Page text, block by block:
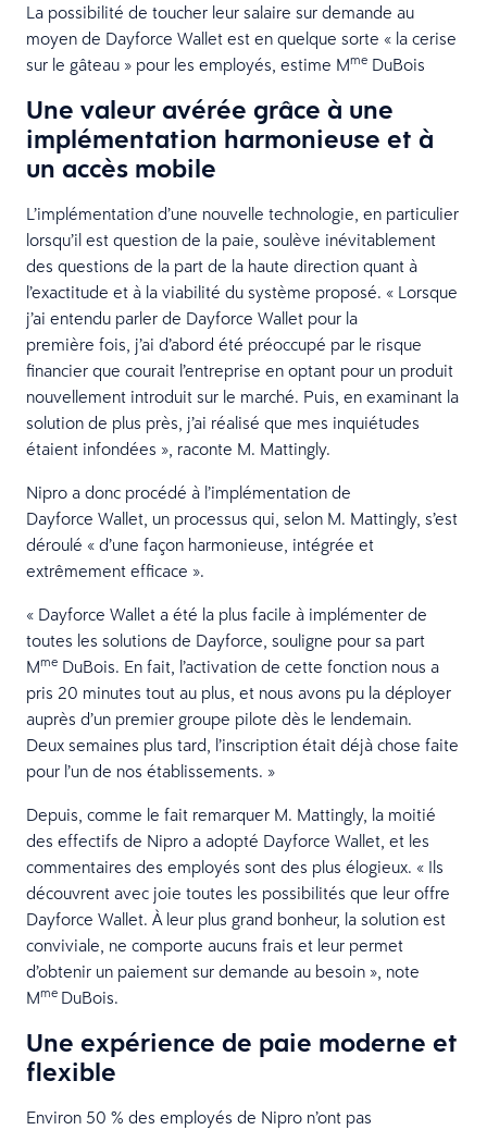
La possibilité de toucher leur salaire sur demande au
moyen de Dayforce Wallet est en quelque sorte « la cerise
sur le gâteau » pour les employés, estime Mme DuBois
Une valeur avérée grâce à une
implémentation harmonieuse et à
un accès mobile
L’implémentation d’une nouvelle technologie, en particulier
lorsqu’il est question de la paie, soulève inévitablement
des questions de la part de la haute direction quant à
l’exactitude et à la viabilité du système proposé. « Lorsque
j’ai entendu parler de Dayforce Wallet pour la
première fois, j’ai d’abord été préoccupé par le risque
financier que courait l’entreprise en optant pour un produit
nouvellement introduit sur le marché. Puis, en examinant la
solution de plus près, j’ai réalisé que mes inquiétudes
étaient infondées », raconte M. Mattingly.
Nipro a donc procédé à l’implémentation de
Dayforce Wallet, un processus qui, selon M. Mattingly, s’est
déroulé « d’une façon harmonieuse, intégrée et
extrêmement efficace ».
« Dayforce Wallet a été la plus facile à implémenter de
toutes les solutions de Dayforce, souligne pour sa part
Mme DuBois. En fait, l’activation de cette fonction nous a
pris 20 minutes tout au plus, et nous avons pu la déployer
auprès d’un premier groupe pilote dès le lendemain.
Deux semaines plus tard, l’inscription était déjà chose faite
pour l’un de nos établissements. »
Depuis, comme le fait remarquer M. Mattingly, la moitié
des effectifs de Nipro a adopté Dayforce Wallet, et les
commentaires des employés sont des plus élogieux. « Ils
découvrent avec joie toutes les possibilités que leur offre
Dayforce Wallet. À leur plus grand bonheur, la solution est
conviviale, ne comporte aucuns frais et leur permet
d’obtenir un paiement sur demande au besoin », note
Mme DuBois.
Une expérience de paie moderne et
flexible
Environ 50 % des employés de Nipro n’ont pas